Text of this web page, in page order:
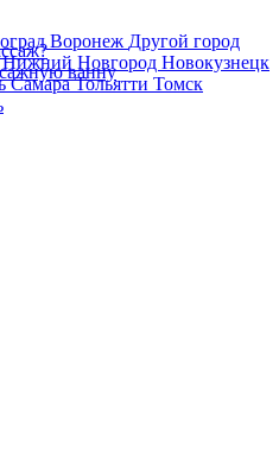
Воронеж Другой город
Нижний Новгород Новокузнецк
СамараТольятти Томск
ванну